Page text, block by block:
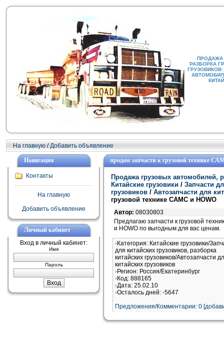
ПРОДАЖА
РАЗБОРКА
На главную /Добавить объявление
Навигация
Контакты
На главную
Добавить объявление
Личный кабинет
Вход в личный кабинет:
Имя
Пароль
продам запчасти к грузовой технике
Продажа грузовых автомобилей,
Китайские грузовики / Запчасти
грузовиков / Автозапчасти для
грузовой технике САМС и HOWO
Автор: 08030803
Предлагаю запчасти к грузовой
и HOWO по выгодным для вас ценам.
Категория: Китайские грузовики/
для китайских грузовиков, разборка
китайских грузовиков/Автозапчасти
китайских грузовиков
Регион: Россия/Екатеринбург
Код: 888165
Дата: 25.02.10
Осталось дней: -5647
Предложения/Комментарии: 0